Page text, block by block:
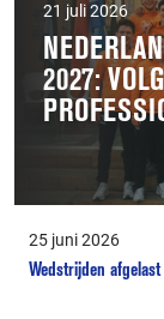
21 juli 2026
2027:
25 juni 2026
Wedstrijden